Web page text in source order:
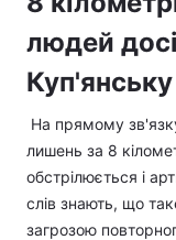
людей
На прямому
лишень за 8
обстрілюється і
слів знають, що
загрозою